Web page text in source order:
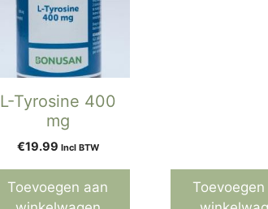
L-Tyrosine 400
mg
€19.99 Incl BTW
Toevoegen aan
Toevoegen